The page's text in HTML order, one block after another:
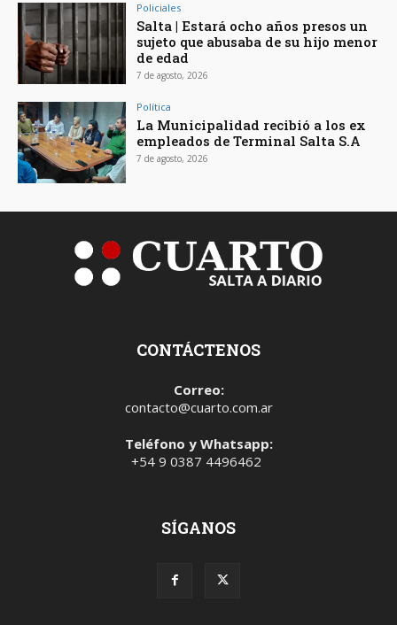
Policiales
Salta | Estará ocho años presos un
sujeto que abusaba de su hijo menor
de edad
7 de agosto, 2026
Política
La Municipalidad recibió a los ex
empleados de Terminal Salta S.A
7 de agosto, 2026
CONTÁCTENOS
Correo:
contacto@cuarto.com.ar
Teléfono y Whatsapp:
+54 9 0387 4496462
SÍGANOS